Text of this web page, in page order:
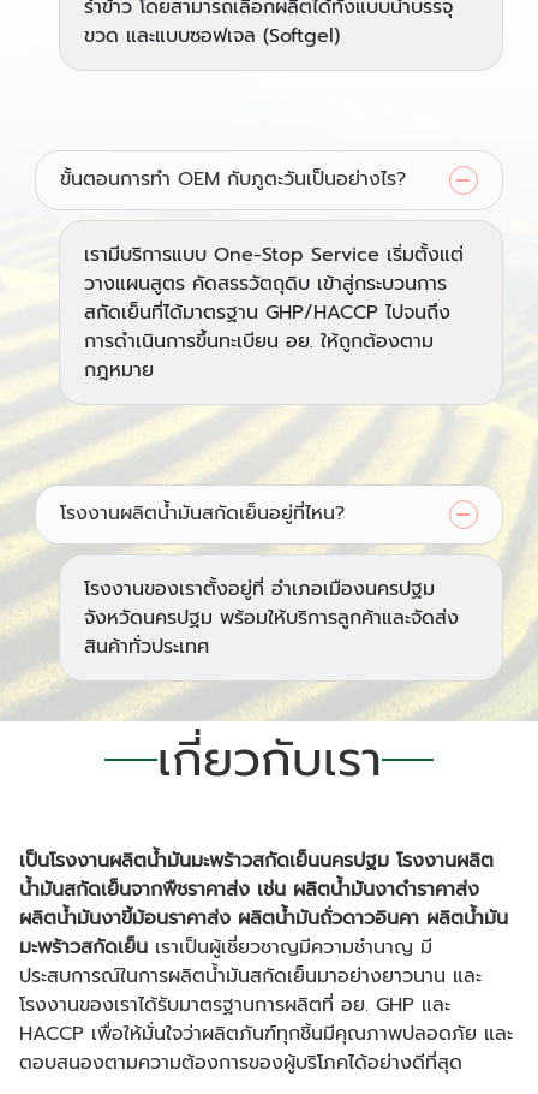
รำข้าว โดยสามารถเลือกผลิตได้ทั้งแบบน้ำบรรจุ
ขวด และแบบซอฟเจล (Softgel)
ขั้นตอนการทำ OEM กับภูตะวันเป็นอย่างไร?
เรามีบริการแบบ One-Stop Service เริ่มตั้งแต่
วางแผนสูตร คัดสรรวัตถุดิบ เข้าสู่กระบวนการ
สกัดเย็นที่ได้มาตรฐาน GHP/HACCP ไปจนถึง
การดำเนินการขึ้นทะเบียน อย. ให้ถูกต้องตาม
กฎหมาย
โรงงานผลิตน้ำมันสกัดเย็นอยู่ที่ไหน?
โรงงานของเราตั้งอยู่ที่ อำเภอเมืองนครปฐม
จังหวัดนครปฐม พร้อมให้บริการลูกค้าและจัดส่ง
สินค้าทั่วประเทศ
เกี่ยวกับเรา
เป็นโรงงานผลิตน้ำมันมะพร้าวสกัดเย็นนครปฐม โรงงานผลิต
น้ำมันสกัดเย็นจากพืชราคาส่ง เช่น ผลิตน้ำมันงาดำราคาส่ง
ผลิตน้ำมันงาขี้ม้อนราคาส่ง ผลิตน้ำมันถั่วดาวอินคา ผลิตน้ำมัน
มะพร้าวสกัดเย็น เราเป็นผู้เชี่ยวชาญมีความชำนาญ มี
ประสบการณ์ในการผลิตน้ำมันสกัดเย็นมาอย่างยาวนาน และ
โรงงานของเราได้รับมาตรฐานการผลิตที่ อย. GHP และ
HACCP เพื่อให้มั่นใจว่าผลิตภันฑ์ทุกชิ้นมีคุณภาพปลอดภัย และ
ตอบสนองตามความต้องการของผู้บริโภคได้อย่างดีที่สุด